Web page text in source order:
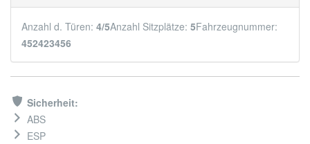
Anzahl d. Türen: 4/5Anzahl Sitzplätze: 5Fahrzeugnummer:
452423456
Sicherheit:
ABS
ESP